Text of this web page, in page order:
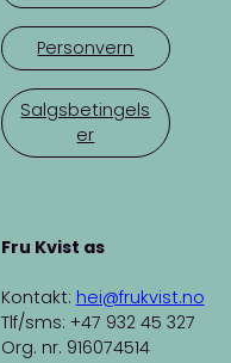
Personvern
Salgsbetingels
er
Fru Kvist as
Kontakt: hei@frukvist.no
Tlf/sms: +47 932 45 327
Org. nr. 916074514